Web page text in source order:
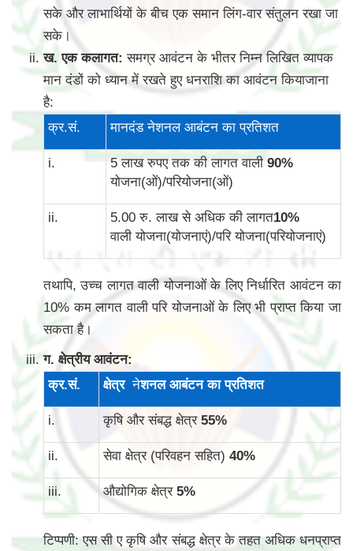
सके और लाभार्थियों के बीच एक समान लिंग-वार संतुलन रखा जा
सके।
ख. एक कलागत:समग्र आवंटन के भीतर निम्न लिखित व्यापक
मान दंडों को ध्यान में रखते हुए धनराशि का आवंटन कियाजाना
है:
क्र.सं.
मानदंड नेशनल आबंटन का प्रतिशत
i. 5 लाख रुपए तक की लागत वाली 90%
योजना(ओं)/परियोजना(ओं)
ii. 5.00 रु. लाख से अधिक की लागत10%
वाली योजना(योजनाएं)/परि योजना(परियोजनाएं)
तथापि, उच्च लागत वाली योजनाओं के लिए निर्धारित आवंटन का
10% कम लागत वाली परि योजनाओं के लिए भी प्राप्त किया जा
सकता है।
ग. क्षेत्रीय आवंटन:
क्र.सं. क्षेत्रनेशनल आबंटन का प्रतिशत
i. कृषि और संबद्ध क्षेत्र 55%
ii. सेवा क्षेत्र (परिवहन सहित) 40%
iii. औद्योगिक क्षेत्र 5%
टिप्पणी: एस सी ए कृषि और संबद्ध क्षेत्र के तहत अधिक धनप्राप्त